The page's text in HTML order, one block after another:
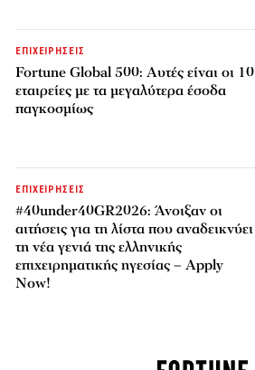
ΕΠΙΧΕΙΡΗΣΕΙΣ
Fortune Global 500: Αυτές είναι οι 10
εταιρείες με τα μεγαλύτερα έσοδα
παγκοσμίως
ΕΠΙΧΕΙΡΗΣΕΙΣ
#40under40GR2026: Άνοιξαν οι
αιτήσεις για τη λίστα που αναδεικνύει
τη νέα γενιά της ελληνικής
επιχειρηματικής ηγεσίας – Apply
Now!